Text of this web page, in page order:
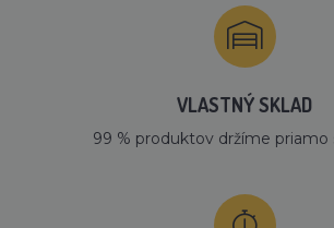
VLASTNÝ SKLAD
99 % produktov držíme priamo